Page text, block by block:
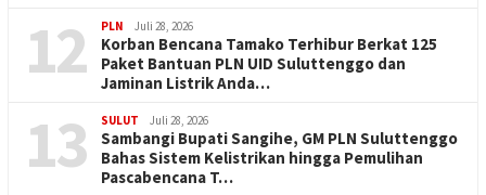
12 PLN Juli 28, 2026
Korban Bencana Tamako Terhibur Berkat 125
Paket Bantuan PLN UID Suluttenggo dan
Jaminan Listrik Anda…
13 SULUT Juli 28, 2026
Sambangi Bupati Sangihe, GM PLN Suluttenggo
Bahas Sistem Kelistrikan hingga Pemulihan
Pascabencana T…